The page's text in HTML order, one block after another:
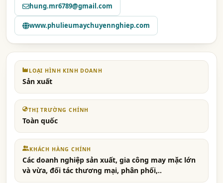
hung.mr6789@gmail.com
www.phulieumaychuyennghiep.com
LOẠI HÌNH KINH DOANH
Sản xuất
THỊ TRƯỜNG CHÍNH
Toàn quốc
KHÁCH HÀNG CHÍNH
Các doanh nghiệp sản xuất, gia công may mặc lớn
và vừa, đối tác thương mại, phân phối,..